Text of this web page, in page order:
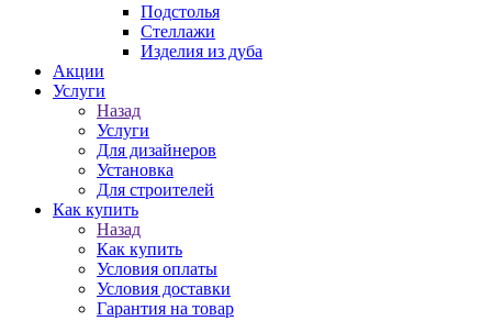
Подстолья
Стеллажи
Изделия из дуба
Акции
Услуги
Назад
Услуги
Для дизайнеров
Установка
Для строителей
Как купить
Назад
Как купить
Условия оплаты
Условия доставки
Гарантия на товар